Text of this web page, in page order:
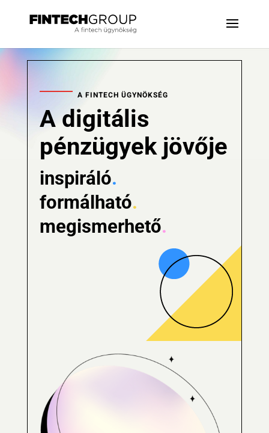
A FINTECH ÜGYNÖKSÉG
A digitális
pénzügyek jövője
inspiráló.
formálható.
megismerhető.